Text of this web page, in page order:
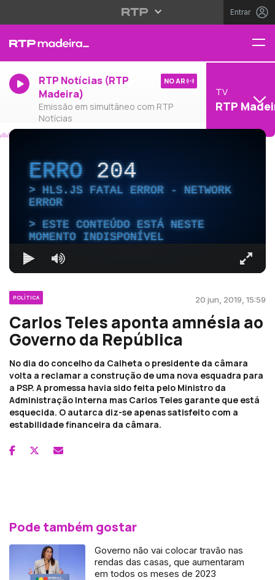
Entrar
RTP Notícias (RTP
Madeira)
Emissão em simultâneo com RTP
Notícias
NO AR
TV
RTP
ERRO204
HLS.JS FATAL ERROR - NETWORK
ERROR
ESTE CONTEÚDO ESTÁ NESTE
MOMENTO INDISPONÍVEL
POLÍTICA 20 jun, 2019, 15:59
Carlos Teles aponta amnésia ao
Governo da República
No dia do concelho da Calheta o presidente da câmara
volta a reclamar a construção de uma nova esquadra para
a PSP. A promessa havia sido feita pelo Ministro da
Administração Interna mas Carlos Teles garante que está
esquecida. O autarca diz-se apenas satisfeito com a
estabilidade financeira da câmara.
Pode também gostar
Governo não vai colocar travão nas
rendas das casas, que aumentaram
em todos os meses de 2023